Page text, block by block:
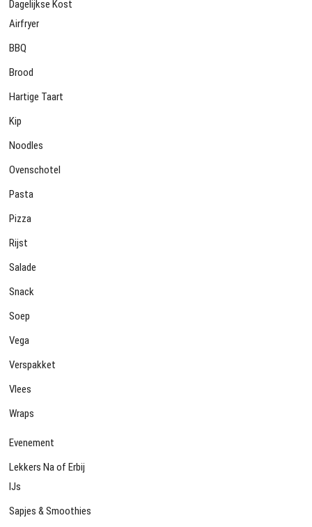
Dagelijkse Kost
Airfryer
BBQ
Brood
Hartige Taart
Kip
Noodles
Ovenschotel
Pasta
Pizza
Rijst
Salade
Snack
Soep
Vega
Verspakket
Vlees
Wraps
Evenement
Lekkers Na of Erbij
IJs
Sapjes & Smoothies